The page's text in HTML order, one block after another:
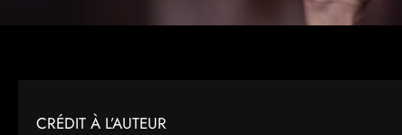
CRÉDIT À L’AUTEUR